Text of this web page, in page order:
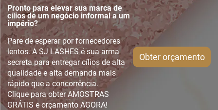
Pronto para elevar sua marca de
cílios de um negócio informal a um
império?
Pare de esperar por fornecedores
lentos. A SJ LASHES é sua arma
secreta para entregar cílios de alta
qualidade e alta demanda mais
rápido que a concorrência.
Clique para obter AMOSTRAS
GRÁTIS e orçamento AGORA!
Obter orçamento